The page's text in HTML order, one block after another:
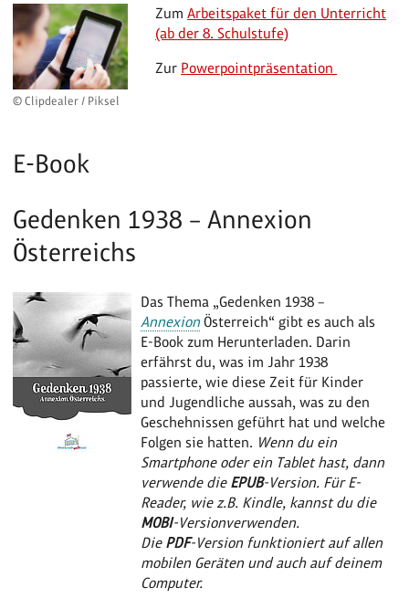
© Clipdealer / Piksel
ZumArbeitspaket für den Unterricht
(ab der 8. Schulstufe)
Zur Powerpointpräsentation
E-Book
Gedenken 1938 – Annexion
Österreichs
Das Thema „Gedenken 1938 –
Annexion Österreich“ gibt es auch als
E-Book zum Herunterladen. Darin
erfährst du, was im Jahr 1938
passierte, wie diese Zeit für Kinder
und Jugendliche aussah, was zu den
Geschehnissen geführt hat und welche
Folgen sie hatten. Wenn du ein
Smartphone oder ein Tablet hast, dann
verwende die EPUB-Version. Für E-
Reader, wie z.B. Kindle, kannst du die
MOBI-Versionverwenden.
Die PDF-Version funktioniert auf allen
mobilen Geräten und auch auf deinem
Computer.